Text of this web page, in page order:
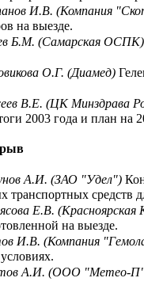
И.В. (Компания
на выезде.
Б.М. (Самарская ОСПК)
О.Г. (Диамед)
В.Е. (ЦК Минздрава
2003 года и план на
А.И. (ЗАО "Удел")
транспортных средств
Е.В.
на выезде.
И.В. (Компания
А.И. (ООО "Метео-